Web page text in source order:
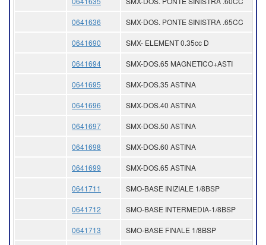
0641636 SMX-DOS. PONTE SINISTRA .65CC
0641690 SMX- ELEMENT 0.35cc D
0641694 SMX-DOS.65 MAGNETICO+ASTI
0641695 SMX-DOS.35 ASTINA
0641696 SMX-DOS.40 ASTINA
0641697 SMX-DOS.50 ASTINA
0641698 SMX-DOS.60 ASTINA
0641699 SMX-DOS.65 ASTINA
0641711 SMO-BASE INIZIALE 1/8BSP
0641712 SMO-BASE INTERMEDIA-1/8BSP
0641713 SMO-BASE FINALE 1/8BSP